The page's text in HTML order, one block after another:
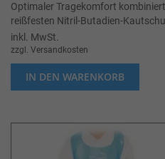
Optimaler Tragekomfort
reißfesten Nitril-Butadien-
inkl. MwSt.
zzgl. Versandkosten
IN DEN WARENKORB